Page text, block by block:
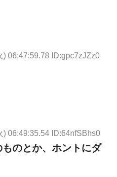
) 06:47:59.78 ID:gpc7zJZz0
) 06:49:35.54 ID:64nfSBhs0
のとか、ホントにダ